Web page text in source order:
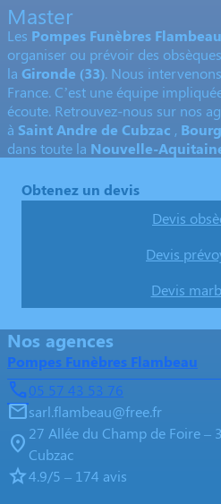
Master
Les Pompes Funèbres Flambeau
organiser ou prévoir des
la Gironde (33). Nous
France. C’est une équipe
écoute. Retrouvez-nous sur nos
à Saint Andre de Cubzac , Bourg
dans toute la Nouvelle-
Obtenez un devis
Devis
Devis
Devis
Nos agences
Pompes Funèbres Flambeau
05 57 43 53 76
sarl.flambeau@free.fr
27 Allée du Champ de Foire –
Cubzac
4.9/5 – 174 avis